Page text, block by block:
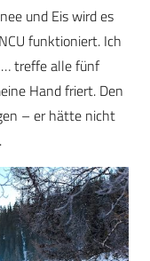
und Eis wird es
funktioniert. Ich
… treffe alle fünf
Hand friert. Den
– er hätte nicht